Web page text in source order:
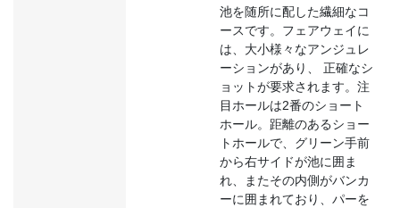
池を随所に配した繊細なコ
ースです。フェアウェイに
は、大小様々なアンジュレ
ーションがあり、 正確なシ
ョットが要求されます。注
目ホールは2番のショート
ホール。距離のあるショー
トホールで、グリーン手前
から右サイドが池に囲ま
れ、またその内側がバンカ
ーに囲まれており、パーを